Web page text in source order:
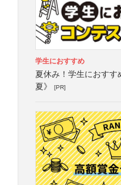
学生におすすめ
夏休み！学生におす
夏》
[PR]